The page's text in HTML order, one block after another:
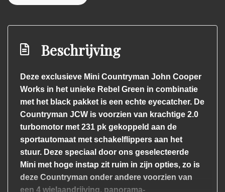
Beschrijving
Deze exclusieve Mini Countryman John Cooper
Works in het unieke Rebel Green in combinatie
met het black pakket is een echte eyecatcher. De
Countryman JCW is voorzien van krachtige 2.0
turbomotor met 231 pk gekoppeld aan de
sportautomaat met schakelflippers aan het
stuur. Deze speciaal door ons geselecteerde
Mini met hoge instap zit ruim in zijn opties, zo is
deze Countryman onder andere voorzien van
een 4 wielaandrijving, panorama-